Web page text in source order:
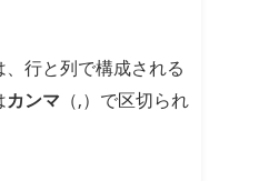
行と列で構成される
カンマ （,）で区切られ